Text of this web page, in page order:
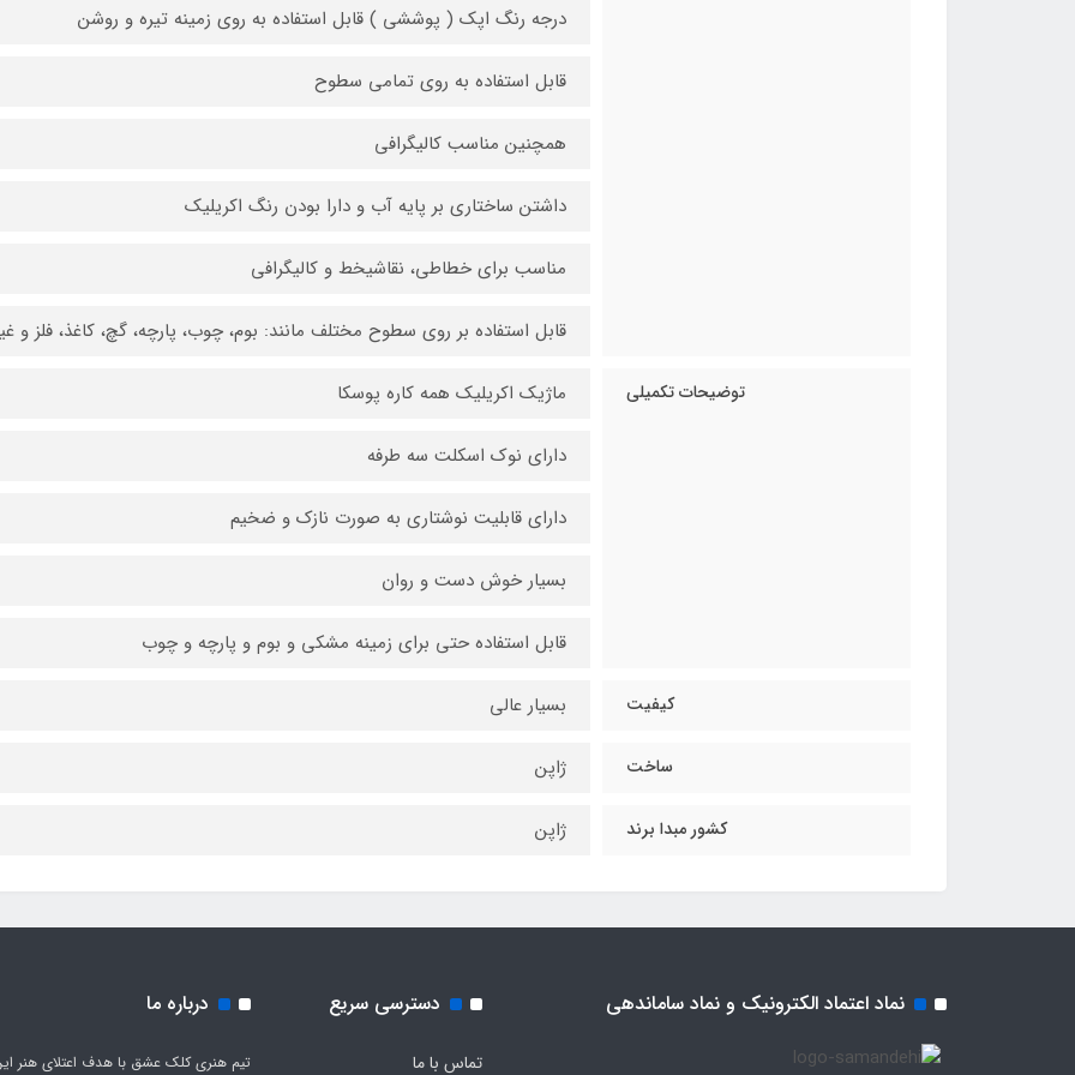
درجه رنگ اپک ( پوششی ) قابل استفاده به روی زمینه تیره و روشن
قابل استفاده به روی تمامی سطوح
همچنین مناسب کالیگرافی
داشتن ساختاری بر پایه آب و دارا بودن رنگ اکریلیک
مناسب برای خطاطی، نقاشیخط و کالیگرافی
قابل استفاده بر روی سطوح مختلف مانند: بوم، چوب، پارچه، گچ، کاغذ، فلز و
توضیحات تکمیلی ماژیک اکریلیک همه کاره پوسکا
دارای نوک اسکلت سه طرفه
دارای قابلیت نوشتاری به صورت نازک و ضخیم
بسیار خوش دست و روان
قابل استفاده حتی برای زمینه مشکی و بوم و پارچه و چوب
کیفیت بسیار عالی
ساخت ژاپن
کشور مبدا برند ژاپن
نماد اعتماد الکترونیک و نماد ساماندهی دسترسی سریع
تماس با ما
درباره ما
تیم هنری کلک عشق با هدف اعتلای هنر